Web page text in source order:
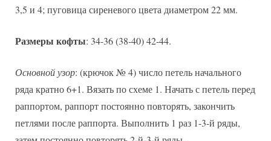
3,5 и 4; пуговица сиреневого цвета диаметром 22 мм.
Размеры кофты: 34-36 (38-40) 42-44.
Основной узор: (крючок № 4) число петель начального
ряда кратно 6+1. Вязать по схеме 1. Начать с петель перед
раппортом, раппорт постоянно повторять, закончить
петлями после раппорта. Выполнить 1 раз 1-3-й ряды,